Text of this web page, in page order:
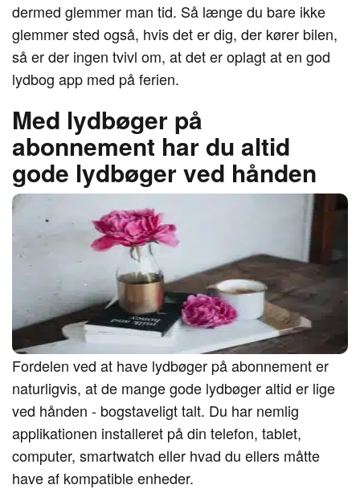
dermed glemmer man tid. Så længe du bare ikke
glemmer sted også, hvis det er dig, der kører bilen,
så er der ingen tvivl om, at det er oplagt at en god
lydbog app med på ferien.
Med lydbøger på
abonnement har du altid
gode lydbøger ved hånden
Fordelen ved at have lydbøger på abonnement er
naturligvis, at de mange gode lydbøger altid er lige
ved hånden - bogstaveligt talt. Du har nemlig
applikationen installeret på din telefon, tablet,
computer, smartwatch eller hvad du ellers måtte
have af kompatible enheder.